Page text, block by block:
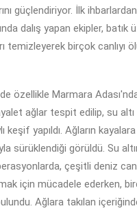
güçlendiriyor. İlk
dalış yapan ekipler, batık
temizleyerek birçok canlıyı
özellikle Marmara
ağlar tespit edilip, su altı
keşif yapıldı. Ağların kayalara
sürüklendiği görüldü. Su
çeşitli deniz
için mücadele ederken,
Ağlara takılan